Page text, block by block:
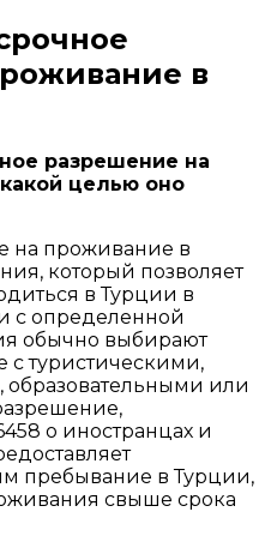
в
разрешение на
целью оно
на проживание в
который позволяет
в Турции в
с определенной
обычно выбирают
туристическими,
или
о иностранцах и
пребывание в Турции,
свыше срока